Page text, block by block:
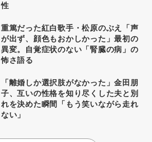
性
重篤だった紅白歌手・松原のぶえ「声
が出ず、顔色もおかしかった」最初の
異変。自覚症状のない「腎臓の病」の
怖さ語る
「離婚しか選択肢がなかった」金田朋
子、互いの性格を知り尽くした夫と別
れを決めた瞬間「もう笑いながら走れ
ない」